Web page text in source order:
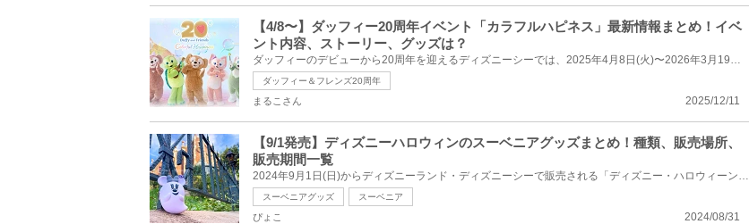
【4/8〜】ダッフィー20周年イベント「カラフルハピネス」最新情報まとめ！イベ
ント内容、ストーリー、グッズは？
ダッフィーのデビューから20周年を迎えるディズニーシーでは、2025年4月8日(火)〜2026年3月19日(木)の約...
ダッフィー＆フレンズ20周年
2025/12/11
まるこさん
【9/1発売】ディズニーハロウィンのスーベニアグッズまとめ！種類、販売場所、
販売期間一覧
2024年9月1日(日)からディズニーランド・ディズニーシーで販売される「ディズニー・ハロウィーン」のス...
スーベニアグッズ スーベニア
2024/08/31
ぴょこ